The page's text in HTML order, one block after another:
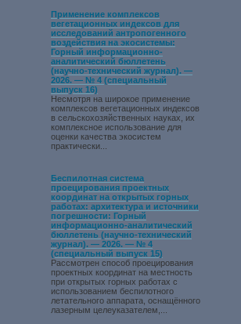
Применение комплексов
вегетационных индексов для
исследований антропогенного
воздействия на экосистемы:
Горный информационно-
аналитический бюллетень
(научно-технический журнал). —
2026. — № 4 (специальный
выпуск 16)
Несмотря на широкое применение
комплексов вегетационных индексов
в сельскохозяйственных науках, их
комплексное использование для
оценки качества экосистем
практически...
Беспилотная система
проецирования проектных
координат на открытых горных
работах: архитектура и источники
погрешности: Горный
информационно-аналитический
бюллетень (научно-технический
журнал). — 2026. — № 4
(специальный выпуск 15)
Рассмотрен способ проецирования
проектных координат на местность
при открытых горных работах с
использованием беспилотного
летательного аппарата, оснащённого
лазерным целеуказателем,...